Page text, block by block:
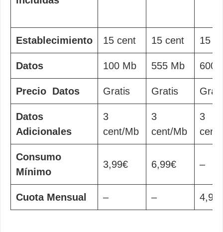
Establecimiento 15 cent 15 cent 15
Datos 100 Mb 555 Mb 600
Precio Datos Gratis Gratis
Datos
Adicionales
3
cent/Mb
3
cent/Mb
3
Consumo
Mínimo
3,99€ 6,99€ –
Cuota Mensual – – 4,9€